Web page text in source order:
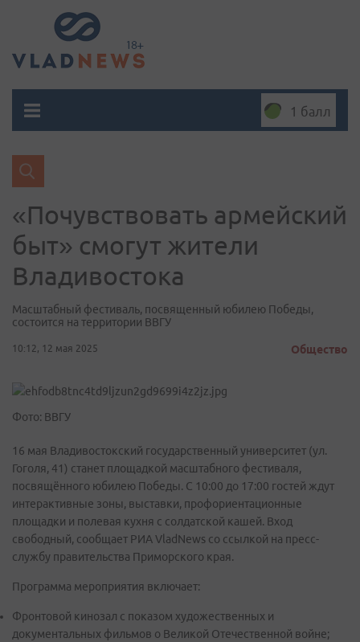
1 балл
«Почувствовать армейский
быт» смогут жители
Владивостока
Масштабный фестиваль, посвященный юбилею Победы,
состоится на территории ВВГУ
10:12, 12 мая 2025 Общество
Фото: ВВГУ
16 мая Владивостокский государственный университет (ул.
Гоголя, 41) станет площадкой масштабного фестиваля,
посвящённого юбилею Победы. С 10:00 до 17:00 гостей ждут
интерактивные зоны, выставки, профориентационные
площадки и полевая кухня с солдатской кашей. Вход
свободный, сообщает РИА VladNews со ссылкой на пресс-
службу правительства Приморского края.
Программа мероприятия включает:
Фронтовой кинозал с показом художественных и
документальных фильмов о Великой Отечественной войне;